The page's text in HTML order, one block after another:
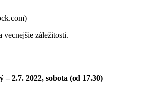
vecnejšie záležitosti.
2.7. 2022, sobota (od 17.30)